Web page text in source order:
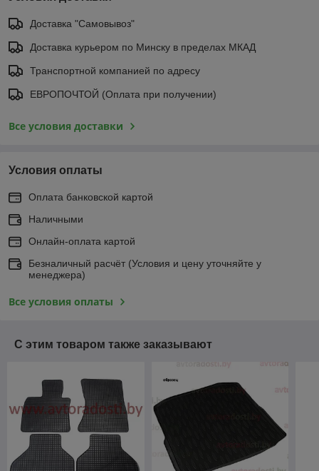
Доставка "Самовывоз"
Доставка курьером по Минску в пределах МКАД
Транспортной компанией по адресу
ЕВРОПОЧТОЙ (Оплата при получении)
Все условия доставки
Условия оплаты
Оплата банковской картой
Наличными
Онлайн-оплата картой
Безналичный расчёт (Условия и цену уточняйте у
менеджера)
Все условия оплаты
С этим товаром также заказывают